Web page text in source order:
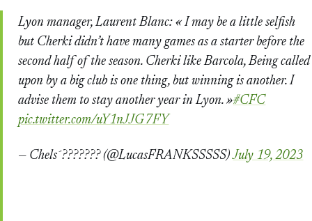
Lyon manager, Laurent Blanc: « I may be a little selfish
but Cherki didn’t have many games as a starter before the
second half of the season. Cherki like Barcola, Being called
upon by a big club is one thing, but winning is another. I
advise them to stay another year in Lyon. »#CFC
pic.twitter.com/uY1nJJG7FY
— Chels??????? (@LucasFRANKSSSSS)July 19, 2023